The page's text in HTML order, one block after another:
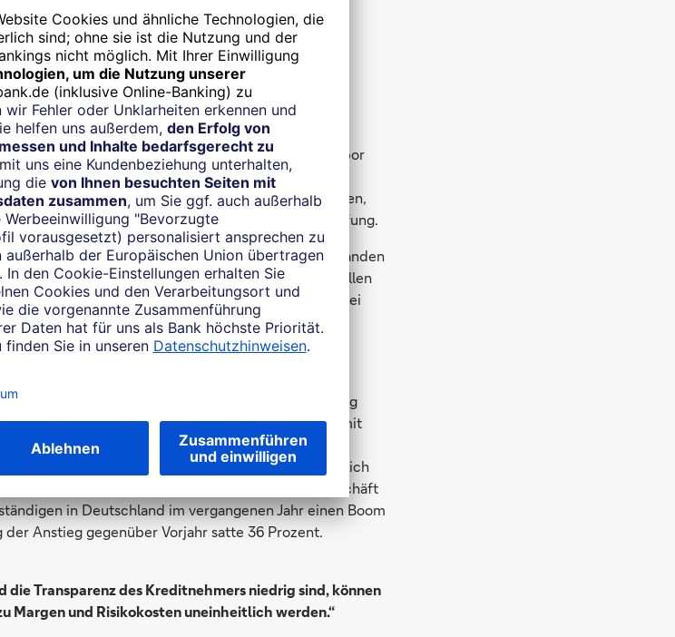
angezogen
man sofort, wenn man sich den Drei-Monats-Euribor
dem viele variabel verzinste, längerfristige
syndizierte Kredite und/oder Betriebsmittellinien,
Kosten der Banken für ihre eigene Kapitalbeschaffung.
noch bei minus 0,6 Prozent, Ende Februar 2023 standen
um über 300 Basispunkte, der sich auch bei allen
Teil der Zinsanstiege, die Unternehmen bei
Bewegung beim Euribor zurückzuführen“, erklärt
bei der Deutschen Bank.
1:1 in den Zinskosten aller Kreditnehmer wider,
Bemerkenswert: Auf den beginnenden Zinsanstieg
Jahr rasch reagiert. Als spätestens Ende Februar mit
wurde, dass Inflation und Energiepreise anziehen
ihre Finanzierungsaktivitäten vor und sicherten sich
Zahlen der KfW hin, wonach das Kreditneugeschäft
in Deutschland im vergangenen Jahr einen Boom
Anstieg gegenüber Vorjahr satte 36 Prozent.
die Transparenz des Kreditnehmers niedrig sind, können
Margen und Risikokosten uneinheitlich werden.“